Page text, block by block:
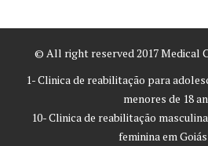
© All right reserved 2017Medical
1- Clinica de reabilitação para
menores de 18
10- Clinica de reabilitação
feminina em Goiás